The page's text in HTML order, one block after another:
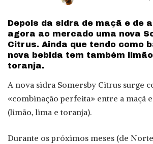
Posted
Depois da sidra de maçã e de
agora ao mercado uma nova
Citrus. Ainda que tendo como
nova bebida tem também
toranja.
A nova sidra Somersby Citrus surge
«combinação perfeita» entre a maçã
(limão, lima e toranja).
Durante os próximos meses (de Norte